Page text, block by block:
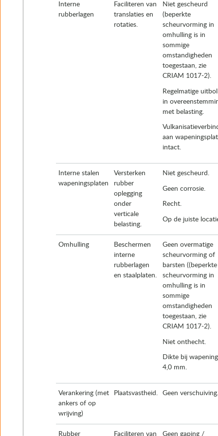
Interne
rubberlagen
Faciliteren van
translaties en
rotaties.
Niet gescheurd
(beperkte
scheurvorming in
omhulling is in
sommige
omstandigheden
toegestaan, zie
CRIAM 1017-2).
Regelmatige
in
met belasting.
aan
intact.
Interne stalen
wapeningsplaten
Versterken
rubber
oplegging
onder
verticale
belasting.
Niet gescheurd.
Geen corrosie.
Recht.
Op de juiste
Omhulling
Beschermen
interne
rubberlagen
en staalplaten.
Geen overmatige
scheurvorming of
barsten ((beperkte
scheurvorming in
omhulling is in
sommige
omstandigheden
toegestaan, zie
CRIAM 1017-2).
Niet onthecht.
Dikte bij
4,0 mm.
Verankering (met
ankers of op
wrijving)
Plaatsvastheid. Geen verschuiving.
Rubber Faciliteren van Geen gaping /